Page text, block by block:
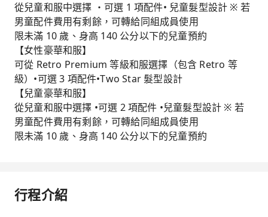
從兒童和服中選擇 ・可選 1 項配件• 兒童髮型設計 ※ 若
男童配件費用有剩餘，可轉給同組成員使用
限未滿 10 歲、身高 140 公分以下的兒童預約
【女性豪華和服】
可從 Retro Premium 等級和服選擇（包含 Retro 等
級）•可選 3 項配件•Two Star 髮型設計
【兒童豪華和服】
從兒童和服中選擇 •可選 2 項配件 •兒童髮型設計 ※ 若
男童配件費用有剩餘，可轉給同組成員使用
限未滿 10 歲、身高 140 公分以下的兒童預約
行程介紹